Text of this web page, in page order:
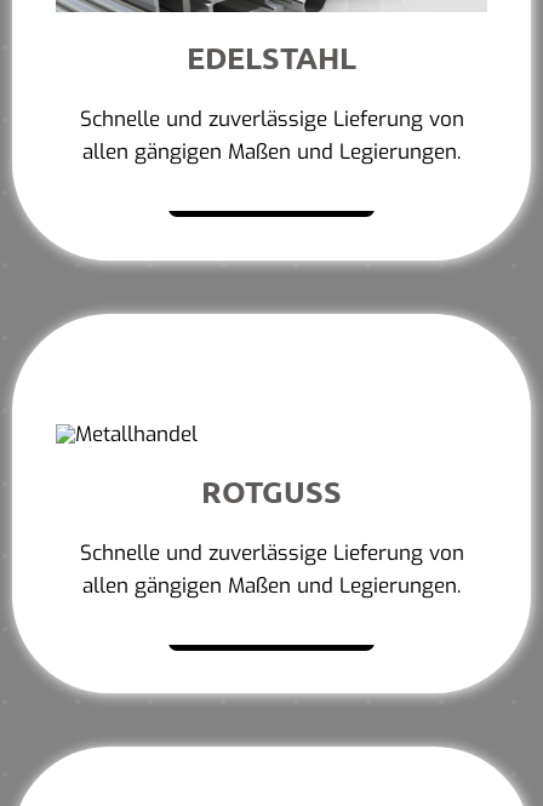
EDELSTAHL
Schnelle und zuverlässige Lieferung von
allen gängigen Maßen und Legierungen.
ROTGUSS
Schnelle und zuverlässige Lieferung von
allen gängigen Maßen und Legierungen.